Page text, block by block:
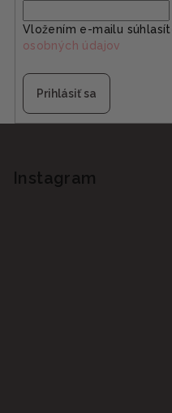
Vložením e-mailu
osobných údajov
Prihlásiť sa
Instagram